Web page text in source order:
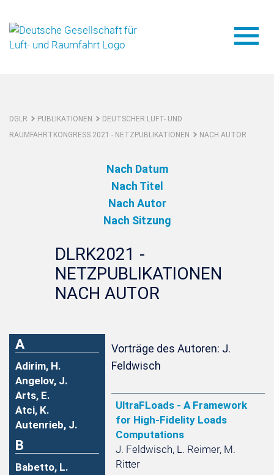
DGLR PUBLIKATIONEN
DEUTSCHER LUFT- UND
RAUMFAHRTKONGRESS 2021 - NETZPUBLIKATIONEN
NACH AUTOR
Nach Datum
Nach Titel
Nach Autor
Nach Sitzung
DLRK2021 -
NETZPUBLIKATIONEN
NACH AUTOR
A
Adirim, H.
Angelov, J.
Arts, E.
Atci, K.
Autenrieb, J.
B
Babetto, L.
Vorträge des Autoren: J.
Feldwisch
UltraFLoads - A Framework
for High-Fidelity Loads
Computations
J. Feldwisch, L. Reimer, M.
Ritter